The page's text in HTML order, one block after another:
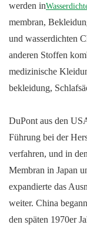
werden in
membran,
und wasserdichten
anderen Stoffen
medizinische
bekleidung,
DuPont aus den
Führung bei der
verfahren, und in
Membran in Japan
expandierte das
weiter. China
den späten 1970er